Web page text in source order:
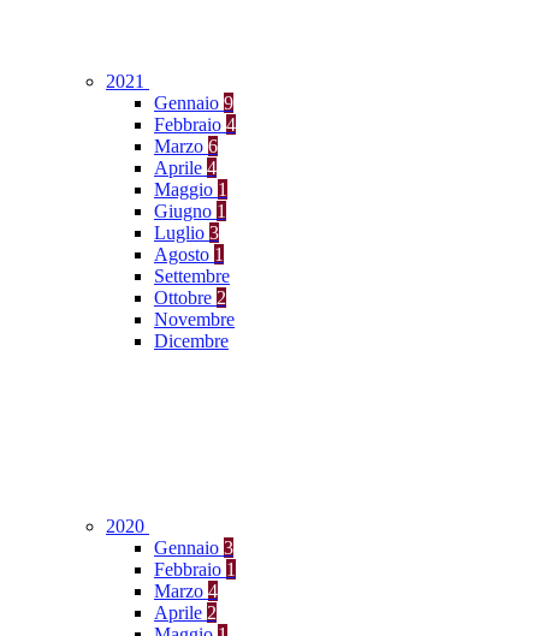
2021
Gennaio 9
Febbraio 4
Marzo 6
Aprile 4
Maggio 1
Giugno 1
Luglio 3
Agosto 1
Settembre
Ottobre 2
Novembre
Dicembre
2020
Gennaio 3
Febbraio 1
Marzo 4
Aprile 2